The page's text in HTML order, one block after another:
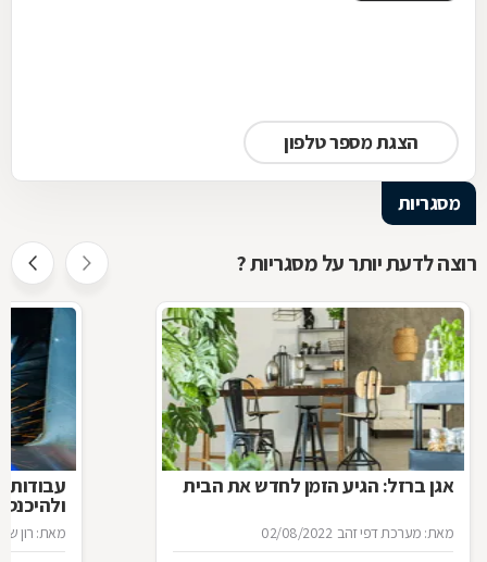
הצגת מספר טלפון
מסגריות
רוצה לדעת יותר על מסגריות ?
אגן ברזל: הגיע הזמן לחדש את הבית
מאת: מערכת דפי זהב 02/08/2022
עבודות
מאת: רון